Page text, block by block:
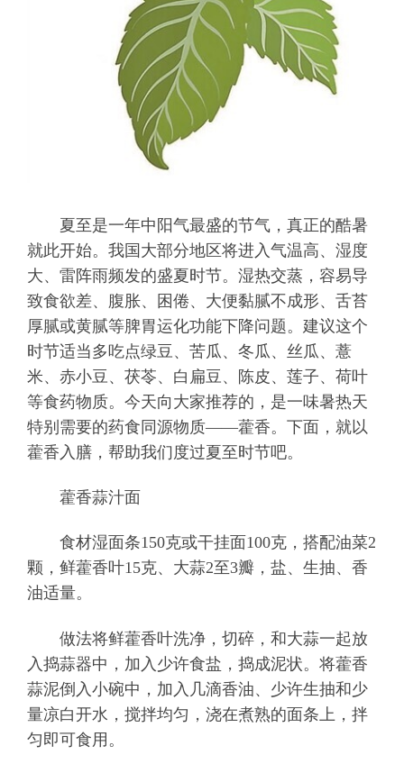
夏至是一年中阳气最盛的节气，真正的酷暑
就此开始。我国大部分地区将进入气温高、湿度
大、雷阵雨频发的盛夏时节。湿热交蒸，容易导
致食欲差、腹胀、困倦、大便黏腻不成形、舌苔
厚腻或黄腻等脾胃运化功能下降问题。建议这个
时节适当多吃点绿豆、苦瓜、冬瓜、丝瓜、薏
米、赤小豆、茯苓、白扁豆、陈皮、莲子、荷叶
等食药物质。今天向大家推荐的，是一味暑热天
特别需要的药食同源物质——藿香。下面，就以
藿香入膳，帮助我们度过夏至时节吧。
藿香蒜汁面
食材湿面条150克或干挂面100克，搭配油菜2
颗，鲜藿香叶15克、大蒜2至3瓣，盐、生抽、香
油适量。
做法将鲜藿香叶洗净，切碎，和大蒜一起放
入捣蒜器中，加入少许食盐，捣成泥状。将藿香
蒜泥倒入小碗中，加入几滴香油、少许生抽和少
量凉白开水，搅拌均匀，浇在煮熟的面条上，拌
匀即可食用。